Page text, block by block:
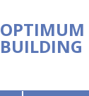
OPTIMUM
BUILDING